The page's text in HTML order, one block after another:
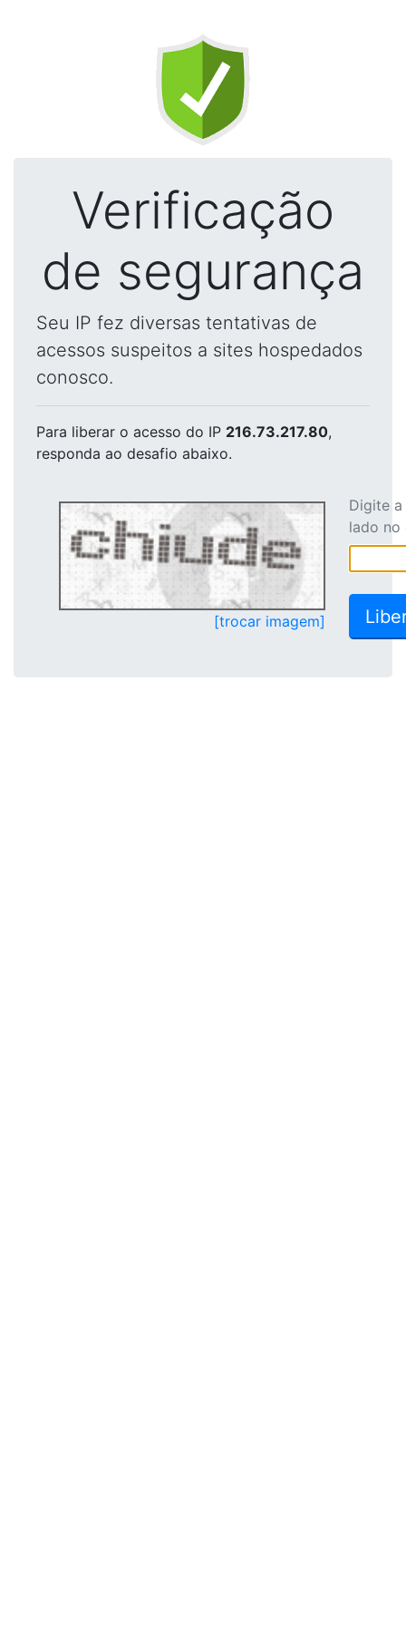
Verificação
de segurança
Seu IP fez diversas tentativas de
acessos suspeitos a sites hospedados
conosco.
Para liberar o acesso do IP 216.73.217.80,
responda ao desafio abaixo.
[trocar imagem]
Digite
lado no